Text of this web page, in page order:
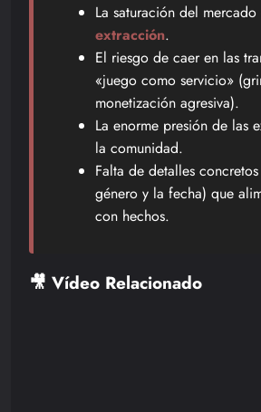
La saturación del
extracción.
El riesgo de caer en las
«juego como servicio»
monetización agresiva).
La enorme presión de las
la comunidad.
Falta de detalles
género y la fecha) que
con hechos.
🎥 Vídeo Relacionado